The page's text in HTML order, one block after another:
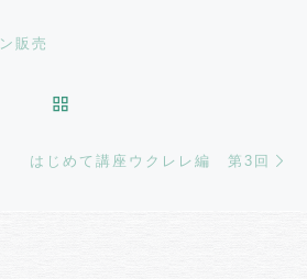
販売
はじめて講座ウクレレ編 第3回